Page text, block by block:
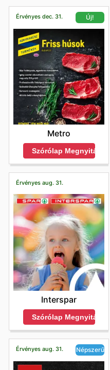
mértékben kihasználhassa a
lehetőségeket is.
Érvényes dec. 31. Új!
Metro
Szórólap Megnyitása
Érvényes aug. 31.
Interspar
Szórólap Megnyitása
Érvényes aug. 31. Népszerű